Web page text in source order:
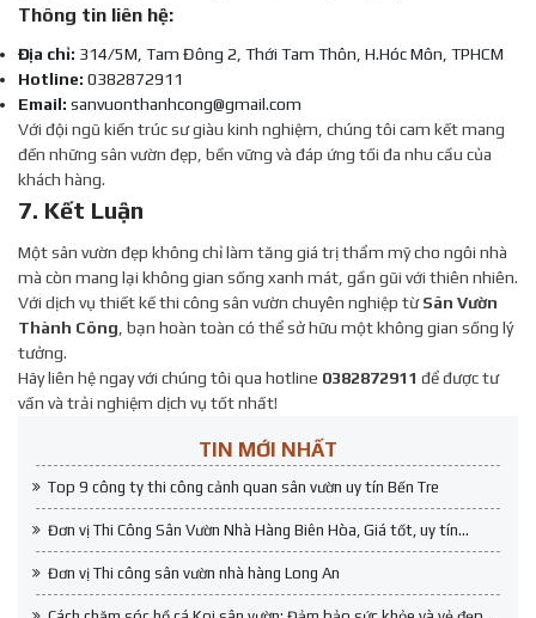
TIN MỚI NHẤT
Top 9 công ty thi công cảnh quan sân vườn uy tín Bến Tre
Đơn vị Thi Công Sân Vườn Nhà Hàng Biên Hòa, Giá tốt, uy tín...
Đơn vị Thi công sân vườn nhà hàng Long An
Thông tin liên hệ:
Địa chỉ: 314/5M, Tam Đông 2, Thới Tam Thôn, H.Hóc Môn, TPHCM
Hotline: 0382872911
Email: sanvuonthanhcong@gmail.com
Với đội ngũ kiến trúc sư giàu kinh nghiệm, chúng tôi cam kết mang
đến những sân vườn đẹp, bền vững và đáp ứng tối đa nhu cầu của
khách hàng.
7. Kết Luận
Một sân vườn đẹp không chỉ làm tăng giá trị thẩm mỹ cho ngôi nhà
mà còn mang lại không gian sống xanh mát, gần gũi với thiên nhiên.
Với dịch vụ thiết kế thi công sân vườn chuyên nghiệp từSân Vườn
Thành Công, bạn hoàn toàn có thể sở hữu một không gian sống lý
tưởng.
Hãy liên hệ ngay với chúng tôi qua hotline 0382872911 để được tư
vấn và trải nghiệm dịch vụ tốt nhất!